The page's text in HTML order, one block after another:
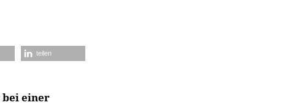
teilen
bei einer